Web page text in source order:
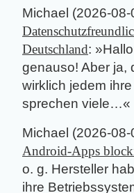
Michael (2026-08-
Deutschland: »
genauso! Aber ja,
wirklich jedem
sprechen viele…«
Michael (2026-08-
Android-Apps
o. g. Hersteller
ihre